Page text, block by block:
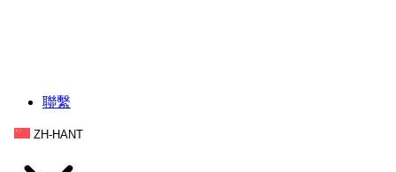
聯繫
ZH-HANT